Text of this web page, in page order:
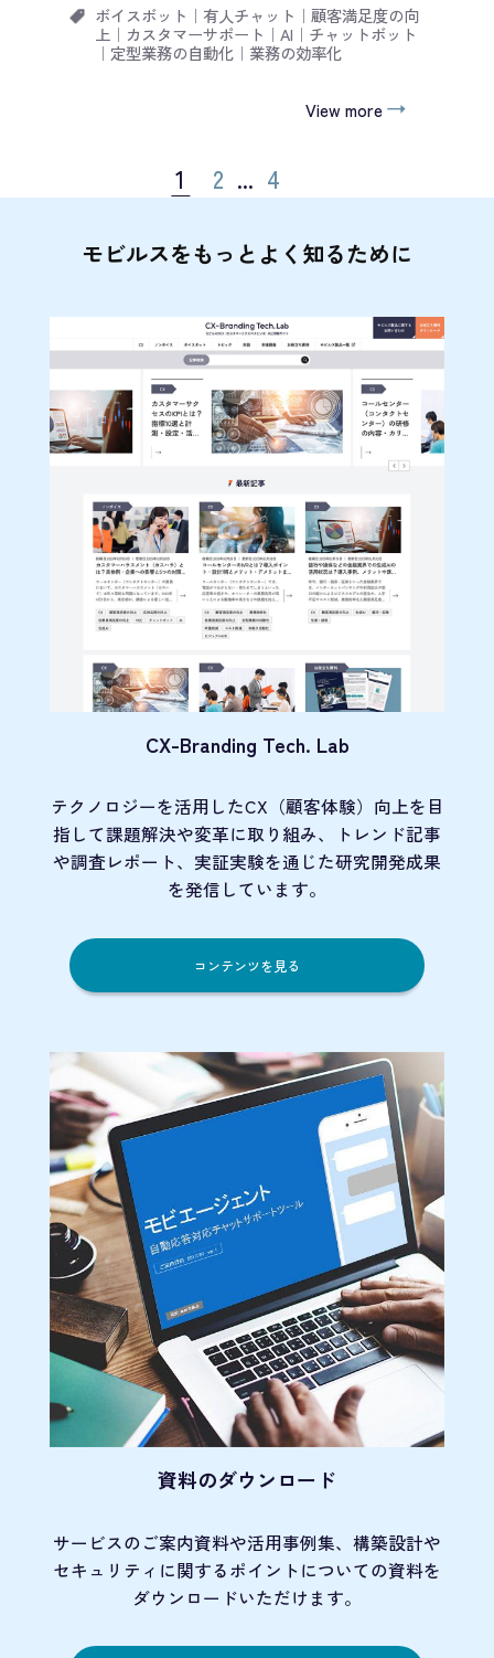
ボイスボット ｜ 有人チャット ｜ 顧客満足度の向
上 ｜ カスタマーサポート ｜ AI ｜ チャットボット
｜ 定型業務の自動化｜ 業務の効率化
View more
1 2 ... 4
モビルスをもっとよく知るために
CX-Branding Tech. Lab
テクノロジーを活用したCX（顧客体験）向上を目
指して課題解決や変革に取り組み、トレンド記事
や調査レポート、実証実験を通じた研究開発成果
を発信しています。
コンテンツを見る
資料のダウンロード
サービスのご案内資料や活用事例集、 構築設計や
セキュリティに関するポイントについての資料を
ダウンロードいただけます。